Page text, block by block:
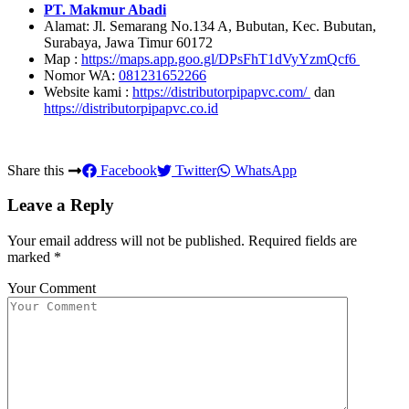
PT. Makmur Abadi
Alamat: Jl. Semarang No.134 A, Bubutan, Kec. Bubutan,
Surabaya, Jawa Timur 60172
Map : https://maps.app.goo.gl/DPsFhT1dVyYzmQcf6
Nomor WA: 081231652266
Website kami : https://distributorpipapvc.com/ dan
https://distributorpipapvc.co.id
Share this Facebook Twitter WhatsApp
Leave a Reply
Your email address will not be published. Required fields are
marked *
Your Comment